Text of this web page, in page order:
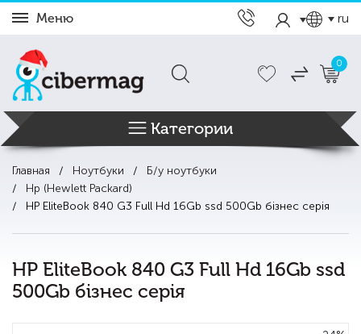
Меню ru
0
Категории
Главная Ноутбуки
Б/у ноутбуки
Hp (Hewlett Packard)
HP EliteBook 840 G3 Full Hd 16Gb ssd 500Gb бізнес серія
HP EliteBook 840 G3 Full Hd 16Gb ssd
500Gb бізнес серія